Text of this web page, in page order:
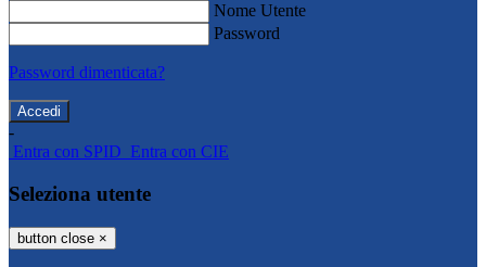
Nome Utente
Password
Password dimenticata?
-
Entra con SPID Entra con CIE
Seleziona utente
button close ×